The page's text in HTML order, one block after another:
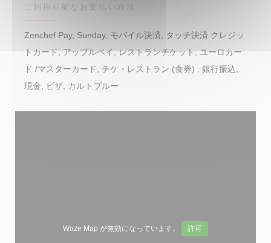
ご利用可能なお支払い方法
Zenchef Pay, Sunday, モバイル決済, タッチ決済 クレジッ
トカード, アップルペイ, レストランチケット, ユーロカー
ド /マスターカード, チケ・レストラン (食券) , 銀行振込,
現金, ビザ, カルトブルー
Waze Map が無効になっています。 許可